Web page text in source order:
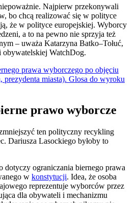
Najpierw przekonywali
bo chcą realizować się w polityce
że w polityce europejskiej. Wyborcy
a to na pewno nie sprzyja też
– uważa Katarzyna Batko–Tołuć,
obywatelskiej WatchDog.
prawa wyborczego po objęciu
prezydenta miasta). Glosa do wyroku
prawo wyborcze
ten polityczny recykling
Dariusza Lasockiego byłoby to
dotyczy ograniczania biernego prawa
w konstytucji. Idea, że osoba
reprezentuje wyborców przez
dla obywateli i mechanizmu